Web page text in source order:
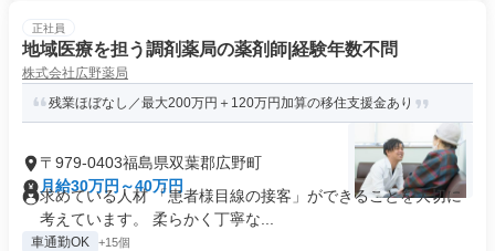
正社員
地域医療を担う調剤薬局の薬剤師|経験年数不問
株式会社広野薬局
残業ほぼなし／最大200万円＋120万円加算の移住支援金あり
〒979-0403福島県双葉郡広野町
月給30万円～40万円
求めている人材 「患者様目線の接客」ができることを大切に
考えています。 柔らかく丁寧な...
車通勤OK +15個